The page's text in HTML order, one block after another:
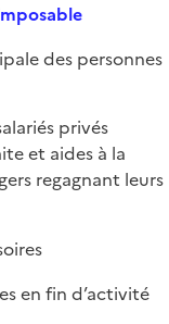
des personnes
privés
et aides à la
regagnant leurs
en fin d’activité